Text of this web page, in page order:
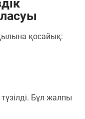
қосайық:
Бұл жалпы